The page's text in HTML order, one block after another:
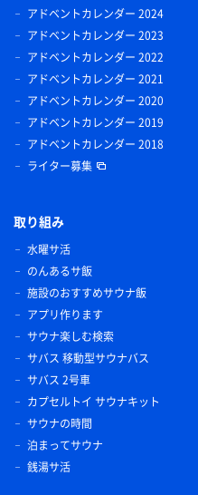
アドベントカレンダー 2024
アドベントカレンダー 2023
アドベントカレンダー 2022
アドベントカレンダー 2021
アドベントカレンダー 2020
アドベントカレンダー 2019
アドベントカレンダー 2018
ライター募集
取り組み
水曜サ活
のんあるサ飯
施設のおすすめサウナ飯
アプリ作ります
サウナ楽しむ検索
サバス 移動型サウナバス
サバス 2号車
カプセルトイ サウナキット
サウナの時間
泊まってサウナ
銭湯サ活